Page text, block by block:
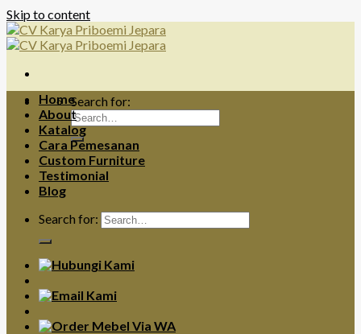
Skip to content
Search for:
Home
About
Katalog
Cara Pemesanan
Custom Furniture
Testimonial
Blog
Search for: